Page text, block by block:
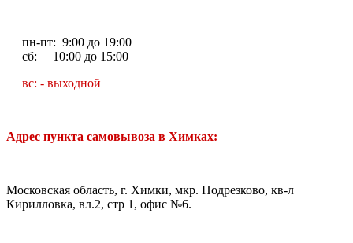
пн-пт: 9:00 до 19:00
сб: 10:00 до 15:00
вс: - выходной
Адрес пункта самовывоза в Химках:
Московская область, г. Химки, мкр. Подрезково, кв-л
Кирилловка, вл.2, стр 1, офис №6.